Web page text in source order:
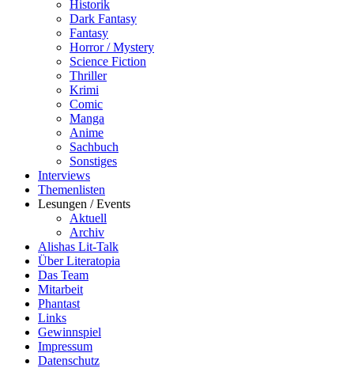
Historik
Dark Fantasy
Fantasy
Horror / Mystery
Science Fiction
Thriller
Krimi
Comic
Manga
Anime
Sachbuch
Sonstiges
Interviews
Themenlisten
Lesungen / Events
Aktuell
Archiv
Alishas Lit-Talk
Über Literatopia
Das Team
Mitarbeit
Phantast
Links
Gewinnspiel
Impressum
Datenschutz